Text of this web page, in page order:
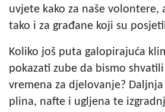
uvjete kako za naše volontere,
tako i za građane koji su
Koliko još puta galopirajuća
pokazati zube da bismo
vremena za djelovanje?
plina, nafte i ugljena te